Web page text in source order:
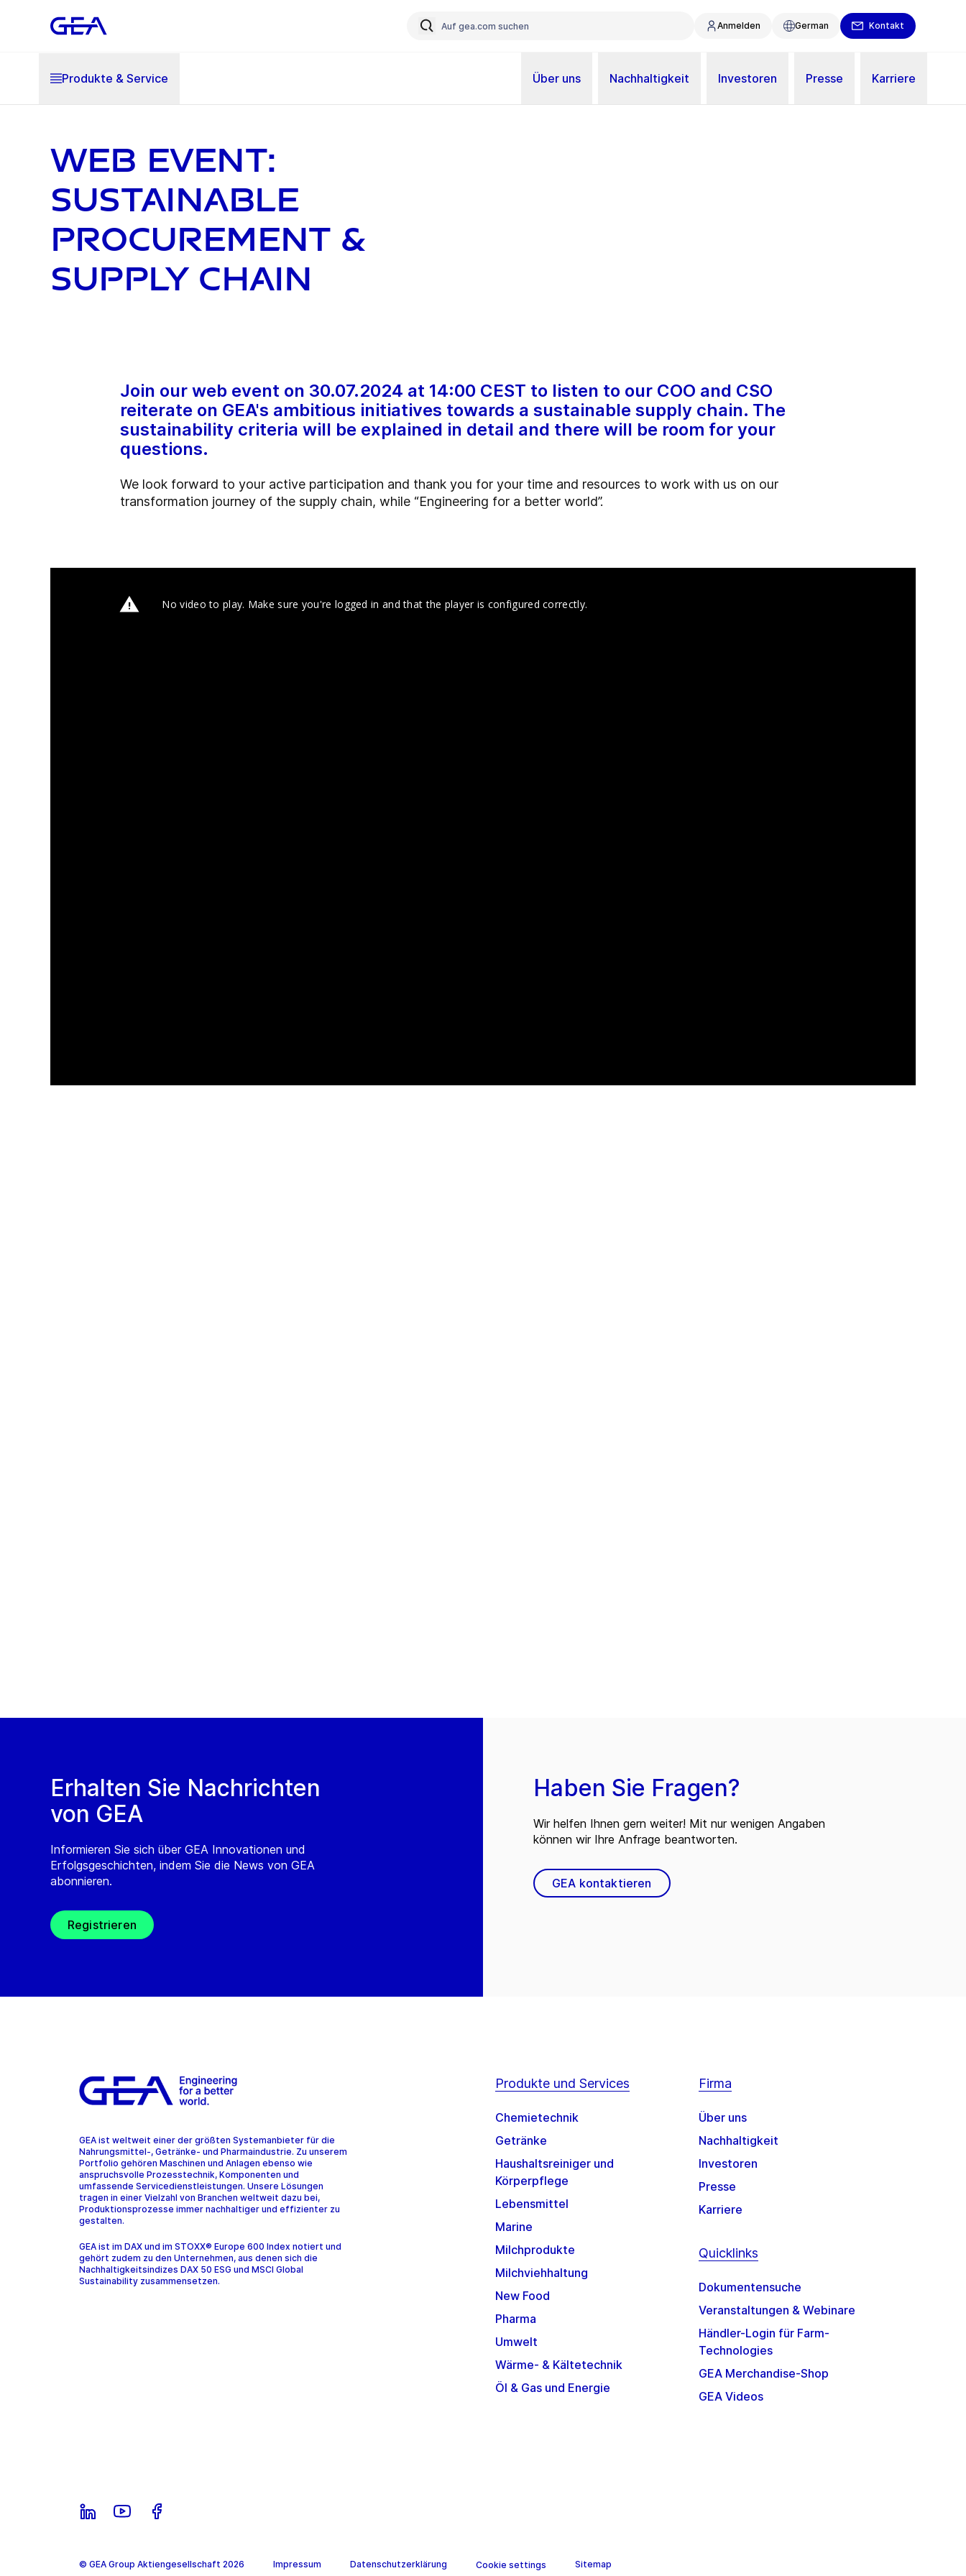
Anmelden German Kontakt
Produkte & Service Über uns Nachhaltigkeit Investoren Presse Karriere
Web Event:
Sustainable
Procurement &
Supply Chain
Join our web event on 30.07.2024 at 14:00 CEST to listen to our COO and CSO
reiterate on GEA's ambitious initiatives towards a sustainable supply chain. The
sustainability criteria will be explained in detail and there will be room for your
questions.
We look forward to your active participation and thank you for your time and resources to work with us on our
transformation journey of the supply chain, while “Engineering for a better world”.
Erhalten Sie Nachrichten
von GEA
Informieren Sie sich über GEA Innovationen und
Erfolgsgeschichten, indem Sie die News von GEA
abonnieren.
Registrieren
Haben Sie Fragen?
Wir helfen Ihnen gern weiter! Mit nur wenigen Angaben
können wir Ihre Anfrage beantworten.
GEA kontaktieren
GEA ist weltweit einer der größten Systemanbieter für die
Nahrungsmittel-, Getränke- und Pharmaindustrie. Zu unserem
Portfolio gehören Maschinen und Anlagen ebenso wie
anspruchsvolle Prozesstechnik, Komponenten und
umfassende Servicedienstleistungen. Unsere Lösungen
tragen in einer Vielzahl von Branchen weltweit dazu bei,
Produktionsprozesse immer nachhaltiger und effizienter zu
gestalten.
GEA ist im DAX und im STOXX® Europe 600 Index notiert und
gehört zudem zu den Unternehmen, aus denen sich die
Nachhaltigkeitsindizes DAX 50 ESG und MSCI Global
Sustainability zusammensetzen.
Produkte und Services
Chemietechnik
Getränke
Haushaltsreiniger und
Körperpflege
Lebensmittel
Marine
Milchprodukte
Milchviehhaltung
New Food
Pharma
Umwelt
Wärme- & Kältetechnik
Öl & Gas und Energie
Firma
Über uns
Nachhaltigkeit
Investoren
Presse
Karriere
Quicklinks
Dokumentensuche
Veranstaltungen & Webinare
Händler-Login für Farm-
Technologies
GEA Merchandise-Shop
GEA Videos
© GEA Group Aktiengesellschaft 2026 Impressum Datenschutzerklärung Cookie settings Sitemap